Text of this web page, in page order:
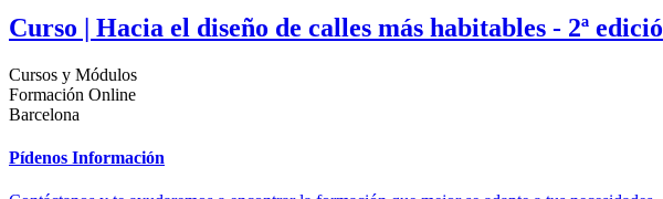
Curso | Hacia el diseño de calles más habitables - 2ª edició
Cursos y Módulos
Formación Online
Barcelona
Pídenos Información